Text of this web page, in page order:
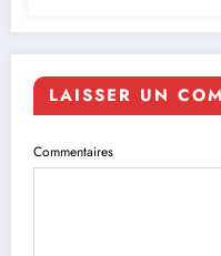
LAISSER UN
Commentaires